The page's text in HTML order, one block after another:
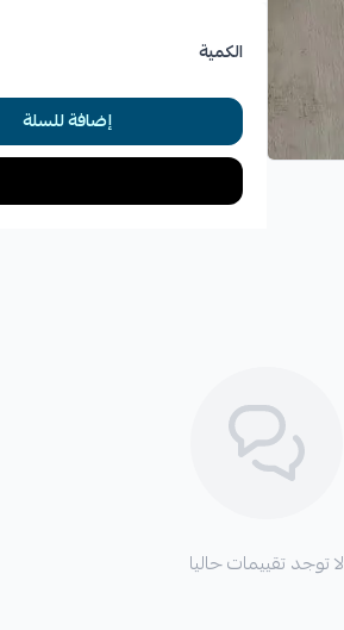
فوائد استخدام مشقبيات
✓
الأعطال المحتملة عند
الكمية
إضافة للسلة
لا توجد تقييمات حاليا